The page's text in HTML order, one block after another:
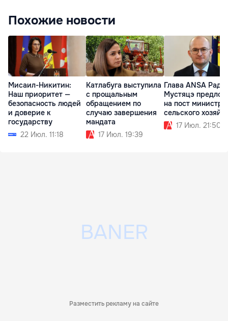
Похожие новости
Мисаил-Никитин:
Наш приоритет —
безопасность людей
и доверие к
государству
22 Июл. 11:18
Катлабуга выступила
с прощальным
обращением по
случаю завершения
мандата
17 Июл. 19:39
Глава ANSA Раду
Мустяцэ
на пост министра
сельского
17 Июл. 21:50
Разместить рекламу на сайте